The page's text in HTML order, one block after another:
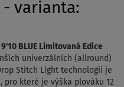
- varianta:
9'10 BLUE Limitovaná Edice
univerzálních (allround)
Stitch Light technologii je
které je výška plováku 12